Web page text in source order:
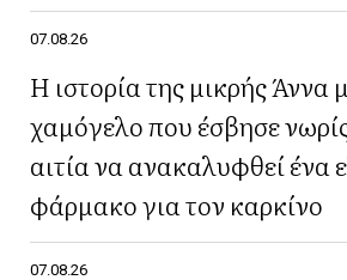
07.08.26
Η ιστορία της μικρής Άννα
χαμόγελο που έσβησε
αιτία να ανακαλυφθεί ένα
φάρμακο για τον καρκίνο
07.08.26